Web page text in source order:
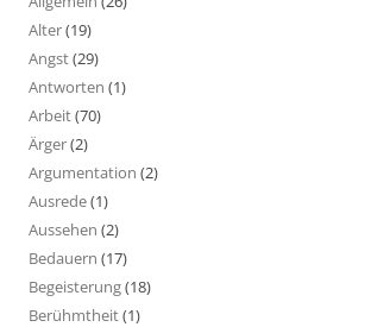
Alter(19)
Angst(29)
Antworten (1)
Arbeit(70)
Ärger(2)
Argumentation (2)
Ausrede(1)
Aussehen (2)
Bedauern (17)
Begeisterung(18)
Berühmtheit(1)